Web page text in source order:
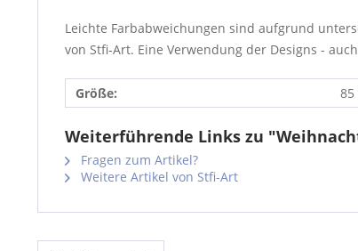
Leichte Farbabweichungen sind aufgrund
von Stfi-Art. Eine Verwendung der Designs -
Größe: 85
Weiterführende Links zu
Fragen zum Artikel?
Weitere Artikel von Stfi-Art